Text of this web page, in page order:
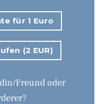
für 1 Euro
(2 EUR)
Freund oder